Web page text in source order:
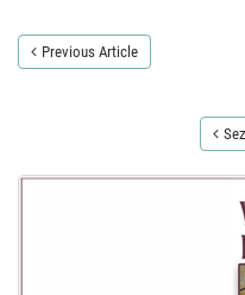
Previous Article